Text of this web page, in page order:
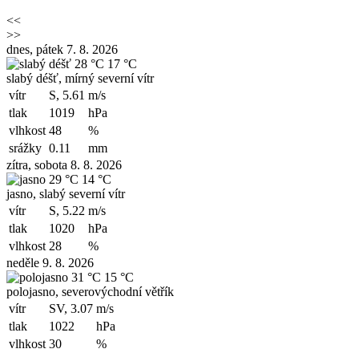
<<
>>
dnes, pátek 7. 8. 2026
28 °C 17 °C
slabý déšť, mírný severní vítr
vítr
S, 5.61 m/s
tlak
1019
hPa
vlhkost 48
%
srážky 0.11
mm
zítra, sobota 8. 8. 2026
29 °C 14 °C
jasno, slabý severní vítr
vítr
S, 5.22 m/s
tlak
1020
hPa
vlhkost 28
%
neděle 9. 8. 2026
31 °C 15 °C
polojasno, severovýchodní větřík
vítr
SV, 3.07 m/s
tlak
1022
hPa
vlhkost 30
%